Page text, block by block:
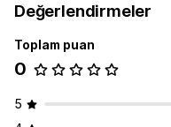
Değerlendirmeler
Toplam puan
0
5